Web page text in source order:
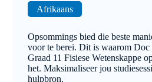
Afrikaans
Opsommings bied die beste
voor te berei. Dit is waarom Doc
Graad 11 Fisiese Wetenskappe
het. Maksimaliseer jou
hulpbron.